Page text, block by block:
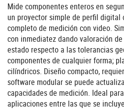
Mide componentes enteros en
un proyector simple de perfil digital
completo de medición con video.
con inmediatez dando valoración
estado respecto a las tolerancias
componentes de cualquier forma;
cilíndricos. Diseño compacto,
software modular se puede
capacidades de medición. Ideal
aplicaciones entre las que se